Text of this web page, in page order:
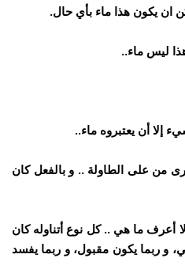
ان يكون هذا ماء بأي حال.
ليس ماء..
إلا أن يعتبروه ماء..
من على الطاولة .. و بالفعل كان
أعرف ما هي .. كل نوع أتناوله كان
و ربما يكون مقبول، و ربما يفسد